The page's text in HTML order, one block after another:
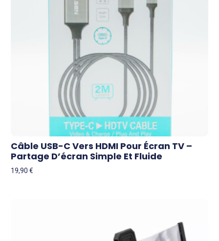
Câble USB-C Vers HDMI Pour Écran TV –
Partage D’écran Simple Et Fluide
19,90€